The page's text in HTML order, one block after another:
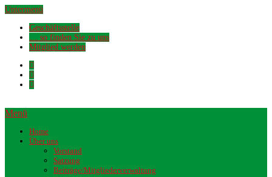
Untermenü
Geschäftsstelle
… so finden Sie zu uns
Mitglied werden
Menü
Home
Über uns
Vorstand
Satzung
Beiträge/Mitgliederverwaltung